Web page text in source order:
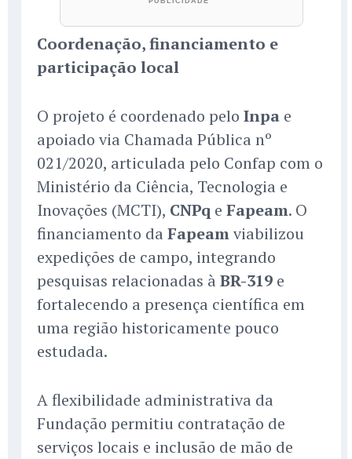
Coordenação, financiamento e
participação local
O projeto é coordenado pelo Inpa e
apoiado via Chamada Pública nº
021/2020, articulada pelo Confap com o
Ministério da Ciência, Tecnologia e
Inovações (MCTI), CNPq e Fapeam. O
financiamento da Fapeamviabilizou
expedições de campo, integrando
pesquisas relacionadas à BR-319 e
fortalecendo a presença científica em
uma região historicamente pouco
estudada.
A flexibilidade administrativa da
Fundação permitiu contratação de
serviços locais e inclusão de mão de